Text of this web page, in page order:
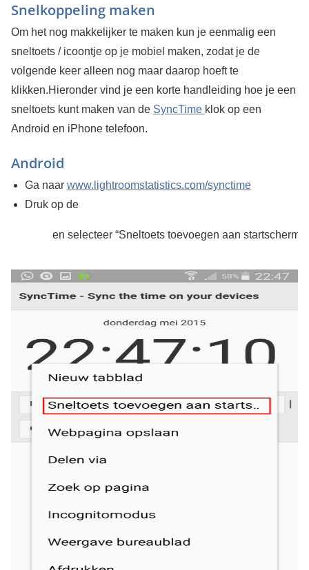
Snelkoppeling maken
Om het nog makkelijker te maken kun je eenmalig een
sneltoets / icoontje op je mobiel maken, zodat je de
volgende keer alleen nog maar daarop hoeft te
klikken.Hieronder vind je een korte handleiding hoe je een
sneltoets kunt maken van de SyncTime klok op een
Android en iPhone telefoon.
Android
Ga naar www.lightroomstatistics.com/synctime
Druk op de
en selecteer “Sneltoets toevoegen aan startscherm”